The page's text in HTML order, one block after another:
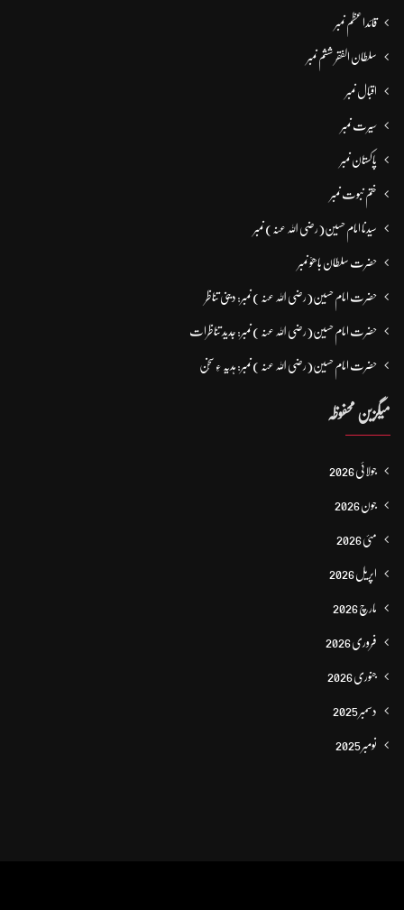
قائداعظم نمبر
سلطان الفقر ششم نمبر
اقبال نمبر
سیرت نمبر
پاکستان نمبر
ختم نبوت نمبر
سیدنا امام حسین(رضی اللہ عنہ) نمبر
حضرت سلطان باھوؒ نمبر
حضرت امام حسین(رضی اللہ عنہ ) نمبر: دینی تناظر
حضرت امام حسین(رضی اللہ عنہ ) نمبر: جدید تناظرات
حضرت امام حسین(رضی اللہ عنہ ) نمبر: ہدیہ ءِ سُخن
میگزین محفوظہ
جولائی 2026
جون 2026
مئی 2026
اپریل 2026
مارچ 2026
فروری 2026
جنوری 2026
دسمبر 2025
نومبر 2025